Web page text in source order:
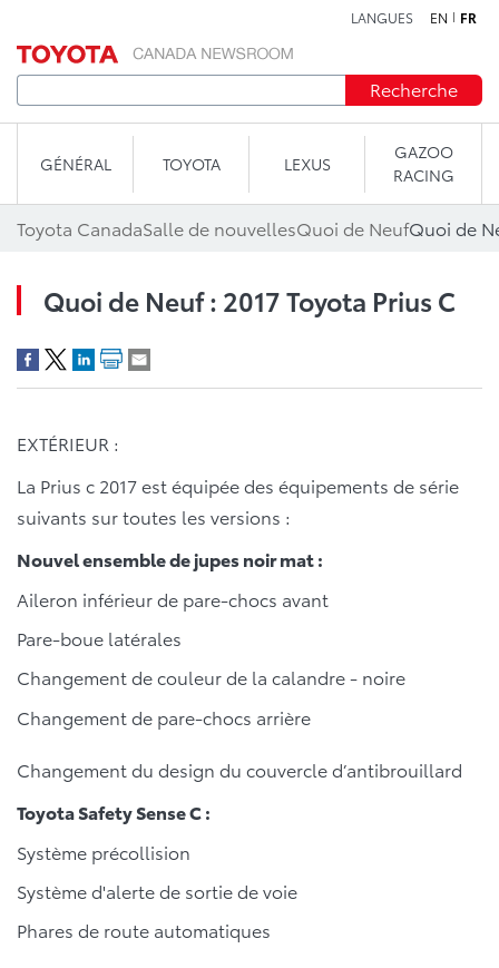
LANGUES EN FR
Recherche
GÉNÉRAL TOYOTA LEXUS
GAZOO
RACING
Toyota CanadaSalle de nouvellesQuoi de NeufQuoi de
Quoi de Neuf : 2017 Toyota Prius C
EXTÉRIEUR :
La Prius c 2017 est équipée des équipements de série
suivants sur toutes les versions :
Nouvel ensemble de jupes noir mat :
Aileron inférieur de pare-chocs avant
Pare-boue latérales
Changement de couleur de la calandre - noire
Changement de pare-chocs arrière
Changement du design du couvercle d’antibrouillard
Toyota Safety Sense C :
Système précollision
Système d'alerte de sortie de voie
Phares de route automatiques